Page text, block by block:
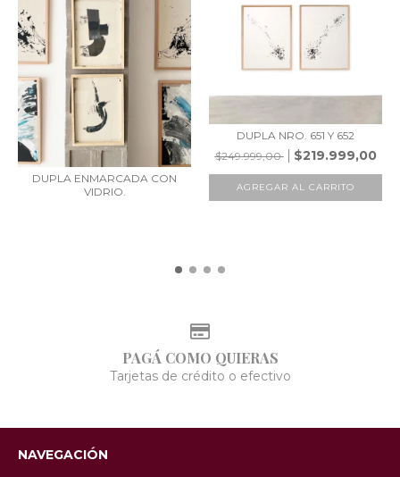
DUPLA ENMARCADA CON
VIDRIO.
DUPLA NRO. 651 Y 652
$249.999,00
$219.999,00
AGREGAR AL CARRITO
PAGÁ COMO QUIERAS
Tarjetas de crédito o efectivo
NAVEGACIÓN